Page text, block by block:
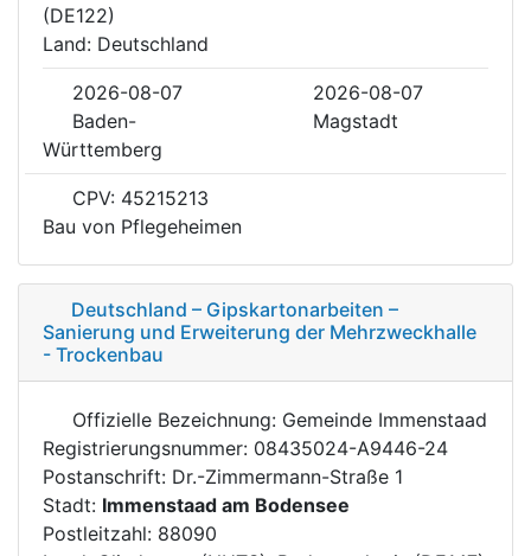
(DE122)
Land: Deutschland
2026-08-07
2026-08-07
Baden-
Württemberg
Magstadt
CPV: 45215213
Bau von Pflegeheimen
Deutschland – Gipskartonarbeiten –
Sanierung und Erweiterung der Mehrzweckhalle
- Trockenbau
Offizielle Bezeichnung: Gemeinde Immenstaad
Registrierungsnummer: 08435024-A9446-24
Postanschrift: Dr.-Zimmermann-Straße 1
Stadt: Immenstaad am Bodensee
Postleitzahl: 88090